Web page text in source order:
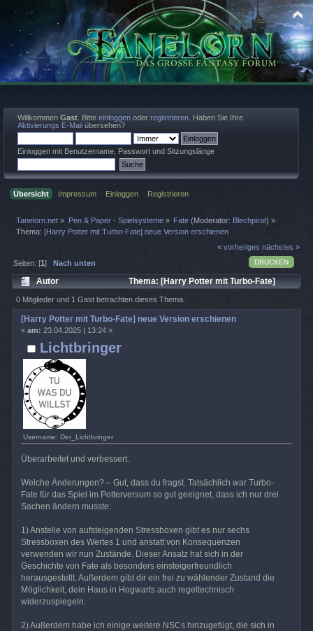
Willkommen Gast . Bitte einloggen oder registrieren . Haben Sie Ihre
Aktivierungs E-Mail übersehen?
Einloggen mit Benutzername, Passwort und Sitzungslänge
Übersicht Impressum Einloggen Registrieren
Tanelorn.net » Pen & Paper - Spielsysteme» Fate (Moderator: Blechpirat) »
Thema:[Harry Potter mit Turbo-Fate] neue Version erschienen
« vorheriges nächstes »
DRUCKEN
Seiten: [1]Nach unten
Autor
Thema: [Harry Potter mit Turbo-Fate]
neue Version erschienen (Gelesen 833 mal)
0 Mitglieder und 1 Gast betrachten dieses Thema.
Lichtbringer
Username: Der_Lichtbringer
[Harry Potter mit Turbo-Fate] neue Version erschienen
« am: 23.04.2025 | 13:24 »
Überarbeitet und verbessert.
Welche Änderungen? – Gut, dass du fragst. Tatsächlich war Turbo-
Fate für das Spiel im Potterversum so gut geeignet, dass ich nur drei
Sachen ändern musste:
1) Anstelle von aufsteigenden Stressboxen gibt es nur sechs
Stressboxen des Wertes 1 und anstatt von Konsequenzen
verwenden wir nun Zustände. Dieser Ansatz hat sich in der
Geschichte von Fate als besonders einsteigerfreundlich
herausgestellt. Außerdem gibt dir ein frei zu wählender Zustand die
Möglichkeit, dein Haus in Hogwarts auch regeltechnisch
widerzuspiegeln.
2) Außerdem habe ich einige weitere NSCs hinzugefügt, die sich in